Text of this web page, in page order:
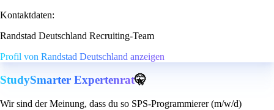
Kontaktdaten:
Randstad Deutschland Recruiting-Team
Profil von Randstad Deutschland anzeigen
StudySmarter Expertenrat🤫
Wir sind der Meinung, dass du so SPS-Programmierer (m/w/d)